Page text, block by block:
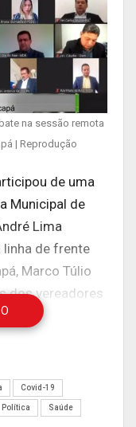
na sessão remota
| Reprodução
de uma
Municipal de
Lima
de frente
Marco Túlio
dos vereadores
diretrizes
coronavírus.
precoce da
como
Covid-19
Política Saúde